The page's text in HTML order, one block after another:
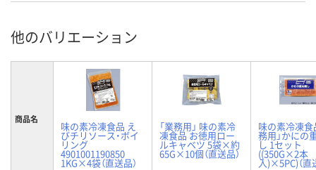
他のバリエーション
商品名
味の素冷凍食品 え
びチリソース・ボイ
リング
4901001190850
1KG×4袋（直送品）
「業務用」 味の素冷
凍食品 お徳用ロー
ルキャベツ 5袋×約
65G×10個（直送品）
味の素冷凍食
務用」かにの
し 1セット
((350G×2本
入)×5PC)（直